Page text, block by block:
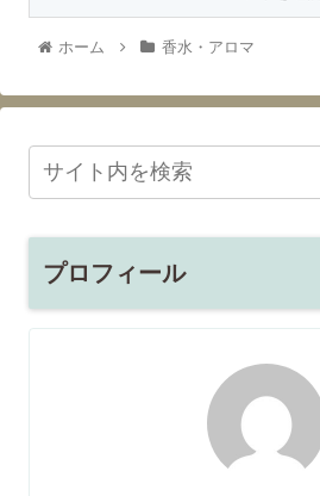
ホーム 香水・アロマ
プロフィール